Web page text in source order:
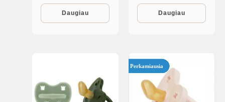
Daugiau Daugiau
Perkamiausia